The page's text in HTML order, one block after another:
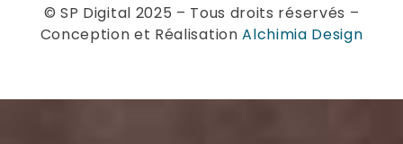
© SP Digital 2025 – Tous droits réservés –
Conception et RéalisationAlchimia Design